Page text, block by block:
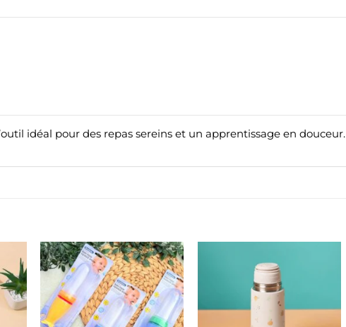
idéal pour des repas sereins et un apprentissage en douceur.